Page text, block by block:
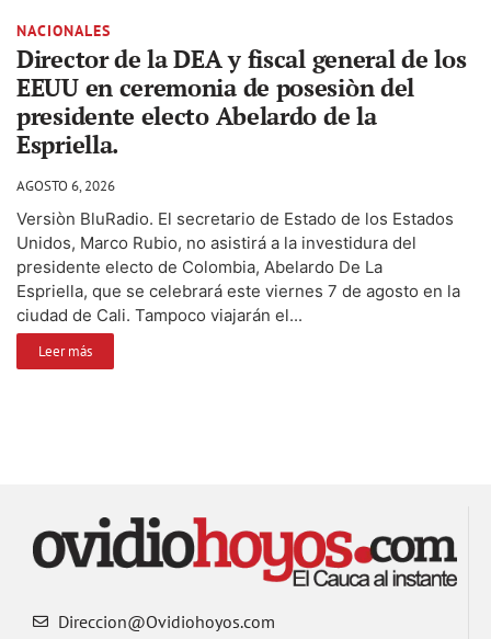
NACIONALES
Director de la DEA y fiscal general de los
EEUU en ceremonia de posesiòn del
presidente electo Abelardo de la
Espriella.
AGOSTO 6, 2026
Versiòn BluRadio. El secretario de Estado de los Estados
Unidos, Marco Rubio, no asistirá a la investidura del
presidente electo de Colombia, Abelardo De La
Espriella, que se celebrará este viernes 7 de agosto en la
ciudad de Cali. Tampoco viajarán el...
Leer más
Direccion@Ovidiohoyos.com